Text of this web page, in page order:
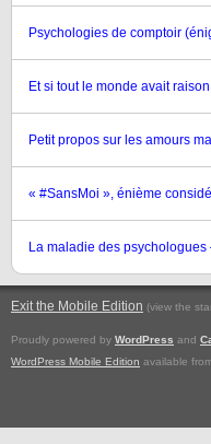
Psychologies de comptoir
Et si tout le monde avait
Petit propos sur les amours
« #SansMoi », énième
La maladie des
Exit the Mobile Edition (view the
Proudly powered by WordPress and
WordPress Mobile Edition available